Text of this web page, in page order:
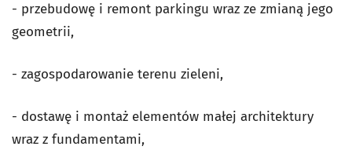
- przebudowę i remont parkingu wraz ze zmianą jego
geometrii,
- zagospodarowanie terenu zieleni,
- dostawę i montaż elementów małej architektury
wraz z fundamentami,